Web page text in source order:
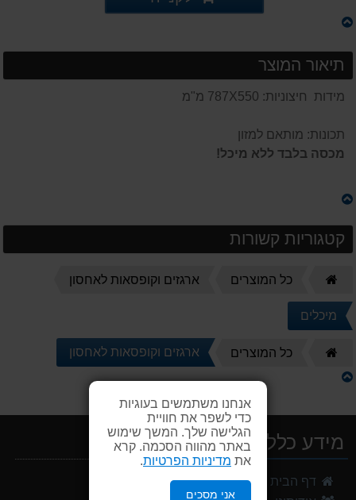
אנחנו משתמשים בעוגיות
כדי לשפר את חוויית
הגלישה שלך. המשך שימוש
באתר מהווה הסכמה. קרא
את מדיניות הפרטיות.
אני מסכים
תיאור המוצר
מידות חיצוניות: 787X550 מ"מ
תכונות: מותאם למזון
מכסה בלבד ללא מיכל!
קטגוריות קשורות
כל המוצרים ארגזים וקופסאות לאחסון
מיכלים
כל המוצרים ארגזים וקופסאות לאחסון
מידע כללי
דף הבית